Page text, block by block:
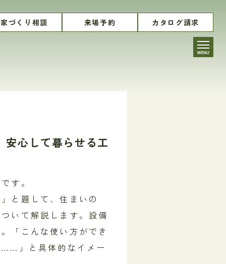
家づくり相談 来場予約 カタログ請求
MENU
安心して暮らせる工
す。
と題して、住まいの
いて解説します。設備
「こんな使い方ができ
」と具体的なイメー